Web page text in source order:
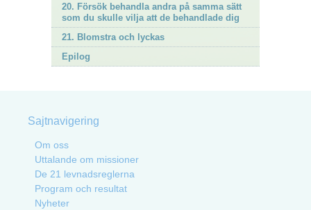
20. Försök behandla andra på samma sätt
som du skulle vilja att de behandlade dig
21. Blomstra och lyckas
Epilog
Sajtnavigering
Om oss
Uttalande om missioner
De 21 levnadsreglerna
Program och resultat
Nyheter